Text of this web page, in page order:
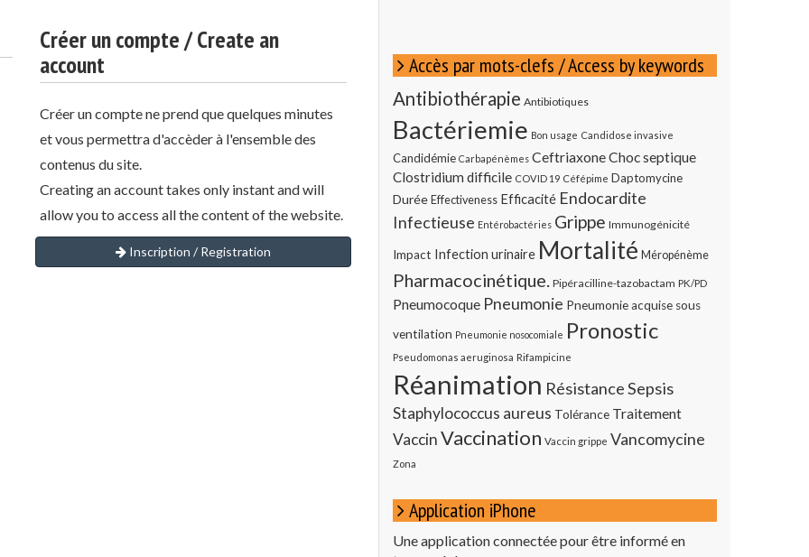
Créer un compte / Create an
account
Créer un compte ne prend que quelques minutes
et vous permettra d'accèder à l'ensemble des
contenus du site.
Creating an account takes only instant and will
allow you to access all the content of the website.
Inscription / Registration
Accès par mots-clefs / Access by keywords
Antibiothérapie Antibiotiques
Bactériemie Bon usage Candidose invasive
Candidémie Carbapénèmes CeftriaxoneChoc septique
Clostridium difficile COVID 19 Céfépime Daptomycine
Durée Effectiveness Efficacité Endocardite
Infectieuse Entérobactéries Grippe Immunogénicité
Impact Infection urinaire Mortalité Méropénème
Pharmacocinétique. Pipéracilline-tazobactam PK/PD
Pneumocoque Pneumonie Pneumonie acquise sous
ventilation Pneumonie nosocomiale Pronostic
Pseudomonas aeruginosa Rifampicine
Réanimation RésistanceSepsis
Staphylococcus aureus Tolérance Traitement
VaccinVaccination Vaccin grippe Vancomycine
Zona
Application iPhone
Une application connectée pour être informé en